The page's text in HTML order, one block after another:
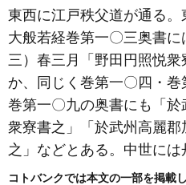
東西に江戸秩父道が通る。
大般若経巻第一〇三奥書
三） 春三月「野田円照悦
か、同じく巻第一〇四・巻
巻第一〇九の奥書にも「
衆寮書之」「於武州高麗
之」などとある。中世には
コトバンクでは本文の一部を掲載